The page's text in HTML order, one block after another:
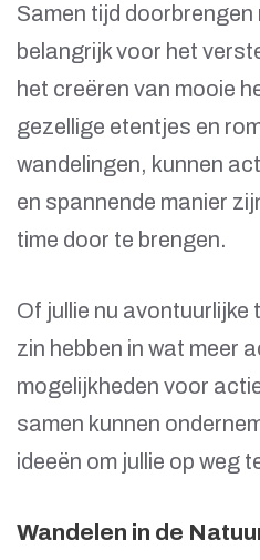
Samen tijd doorbrengen
belangrijk voor het
het creëren van mooie
gezellige etentjes en
wandelingen, kunnen
en spannende manier
time door te brengen.
Of jullie nu avontuurlijke
zin hebben in wat meer
mogelijkheden voor
samen kunnen
ideeën om jullie op weg
Wandelen in de